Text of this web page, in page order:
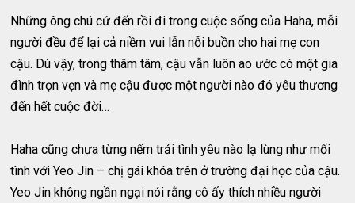
Những ông chú cứ đến rồi đi trong cuộc sống của Haha, mỗi
người đều để lại cả niềm vui lẫn nỗi buồn cho hai mẹ con
cậu. Dù vậy, trong thâm tâm, cậu vẫn luôn ao ước có một gia
đình trọn vẹn và mẹ cậu được một người nào đó yêu thương
đến hết cuộc đời…
Haha cũng chưa từng nếm trải tình yêu nào lạ lùng như mối
tình với Yeo Jin – chị gái khóa trên ở trường đại học của cậu.
Yeo Jin không ngần ngại nói rằng cô ấy thích nhiều người